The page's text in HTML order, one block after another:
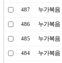
487 누가복음
486 누가복음
485 누가복음
484 누가복음